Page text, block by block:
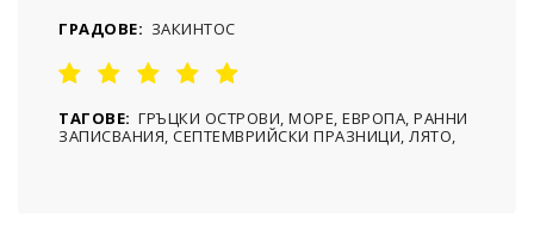
ГРАДОВЕ: ЗАКИНТОС
ТАГОВЕ: ГРЪЦКИ ОСТРОВИ, МОРЕ, ЕВРОПА, РАННИ
ЗАПИСВАНИЯ, СЕПТЕМВРИЙСКИ ПРАЗНИЦИ, ЛЯТО,